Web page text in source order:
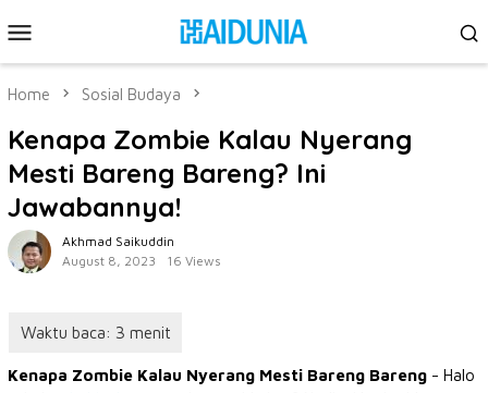
to
Menu
Home Sosial Budaya
Kenapa Zombie Kalau Nyerang
Mesti Bareng Bareng? Ini
Jawabannya!
Akhmad Saikuddin
August 8, 2023
16 Views
Kenapa Zombie Kalau Nyerang Mesti Bareng Bareng - Halo